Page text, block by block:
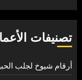
تصنيفات
أرقام شيوخ لجلب